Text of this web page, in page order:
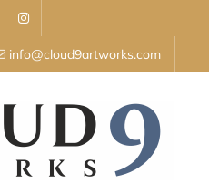
info@cloud9artworks.com